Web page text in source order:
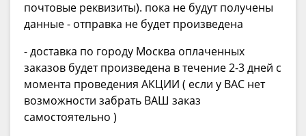
почтовые реквизиты). пока не будут получены
данные - отправка не будет произведена
- доставка по городу Москва оплаченных
заказов будет произведена в течение 2-3 дней с
момента проведения АКЦИИ ( если у ВАС нет
возможности забрать ВАШ заказ
самостоятельно )